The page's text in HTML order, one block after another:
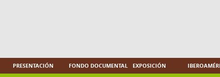
PRESENTACIÓN FONDO DOCUMENTAL EXPOSICIÓN